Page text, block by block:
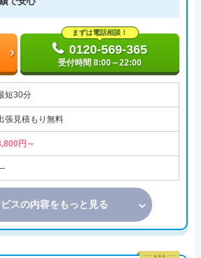
まずは電話相談！
0120-569-365
受付時間 8:00～22:00
短30分
張見積もり無料
円～
スの内容をもっと見る